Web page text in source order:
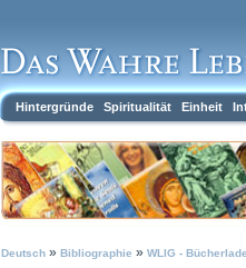
Hintergründe Spiritualität Einheit
Deutsch » Bibliographie » WLIG -